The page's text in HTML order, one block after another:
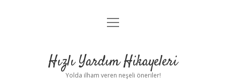
Anasayfa
Yasal Uyarı
menüyü
Hızlı Yardım Hikayeleri
Yolda ilham veren neşeli öneriler!